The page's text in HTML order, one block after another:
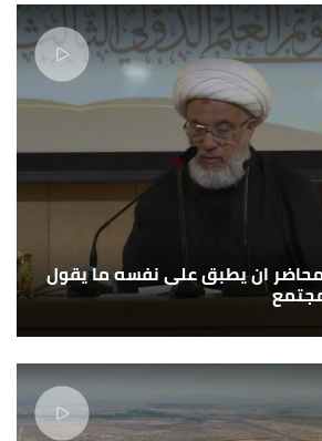
ان يطبق على نفسه ما يقول